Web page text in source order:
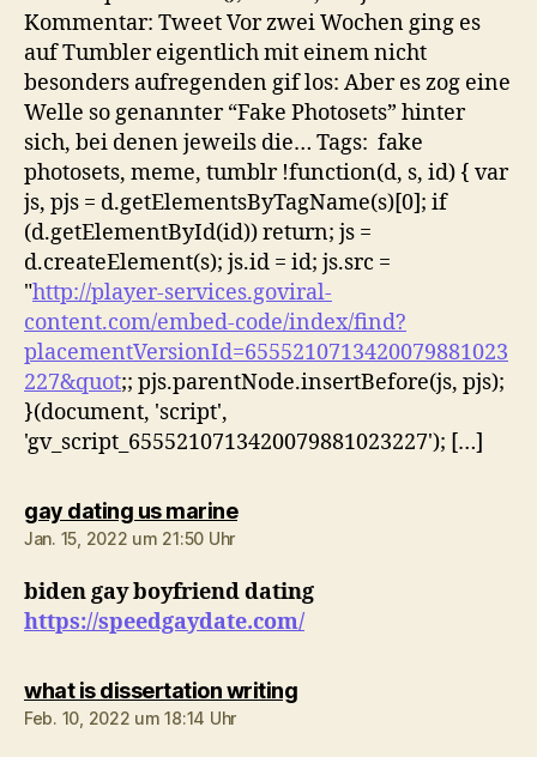
Kommentar: Tweet Vor zwei Wochen ging es
auf Tumbler eigentlich mit einem nicht
besonders aufregenden gif los: Aber es zog eine
Welle so genannter “Fake Photosets” hinter
sich, bei denen jeweils die… Tags: fake
photosets, meme, tumblr !function(d, s, id) { var
js, pjs = d.getElementsByTagName(s)[0]; if
(d.getElementById(id)) return; js =
d.createElement(s); js.id = id; js.src =
"http://player-services.goviral-
content.com/embed-code/index/find?
placementVersionId=6555210713420079881023
227&quot;; pjs.parentNode.insertBefore(js, pjs);
}(document, 'script',
'gv_script_6555210713420079881023227'); […]
gay dating us marinesagt:
Jan. 15, 2022 um 21:50 Uhr
biden gay boyfriend dating
https://speedgaydate.com/
what is dissertation writingsagt:
Feb. 10, 2022 um 18:14 Uhr